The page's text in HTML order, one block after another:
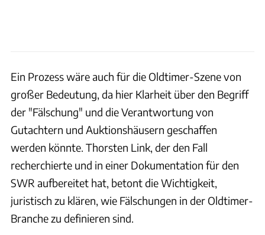
Ein Prozess wäre auch für die Oldtimer-Szene von
großer Bedeutung, da hier Klarheit über den Begriff
der "Fälschung" und die Verantwortung von
Gutachtern und Auktionshäusern geschaffen
werden könnte. Thorsten Link, der den Fall
recherchierte und in einer Dokumentation für den
SWR aufbereitet hat, betont die Wichtigkeit,
juristisch zu klären, wie Fälschungen in der Oldtimer-
Branche zu definieren sind.